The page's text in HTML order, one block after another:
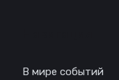
В мире событий